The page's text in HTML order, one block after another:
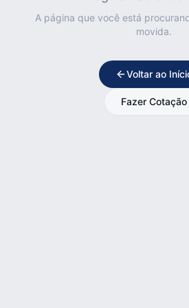
A página que você está
movida.
Voltar ao
Fazer Cotação